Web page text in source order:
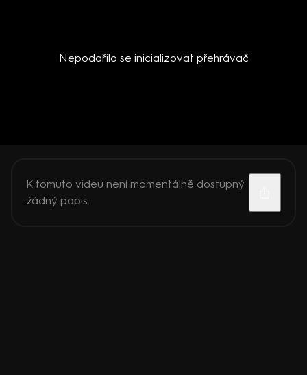
Nepodařilo se inicializovat přehrávač
K tomuto videu není momentálně dostupný
žádný popis.